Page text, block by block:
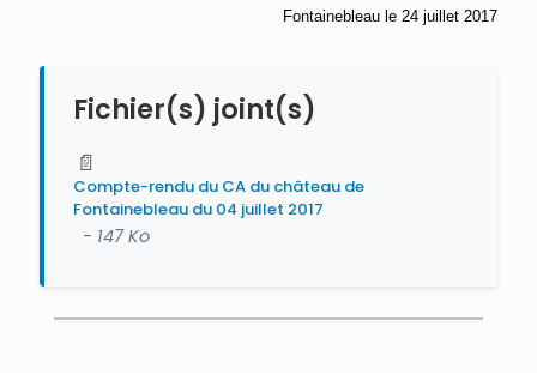
Fontainebleau le 24 juillet 2017
Fichier(s) joint(s)
📄
Compte-rendu du CA du château de
Fontainebleau du 04 juillet 2017
- 147 Ko